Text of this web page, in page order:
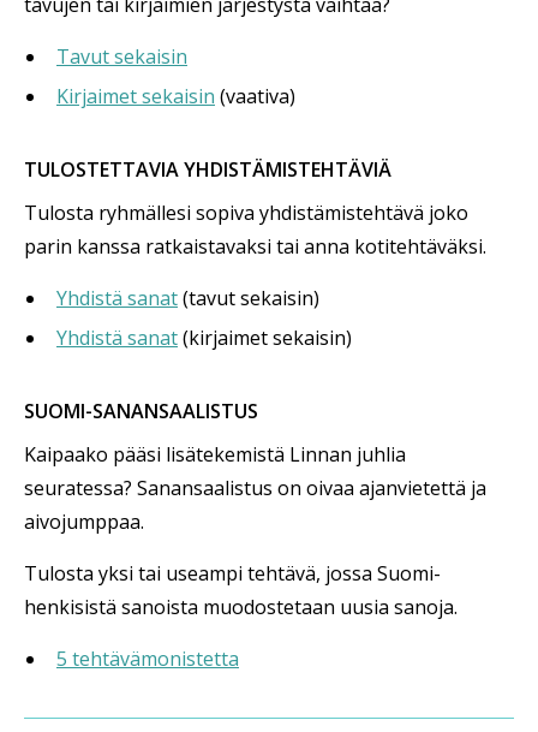
Tavut sekaisin
Kirjaimet sekaisin (vaativa)
TULOSTETTAVIA YHDISTÄMISTEHTÄVIÄ
Tulosta ryhmällesi sopiva yhdistämistehtävä joko
parin kanssa ratkaistavaksi tai anna kotitehtäväksi.
Yhdistä sanat(tavut sekaisin)
Yhdistä sanat(kirjaimet sekaisin)
SUOMI-SANANSAALISTUS
Kaipaako pääsi lisätekemistä Linnan juhlia
seuratessa? Sanansaalistus on oivaa ajanvietettä ja
aivojumppaa.
Tulosta yksi tai useampi tehtävä, jossa Suomi-
henkisistä sanoista muodostetaan uusia sanoja.
5 tehtävämonistetta